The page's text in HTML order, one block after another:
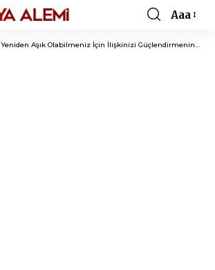
Font
Resizer
Aaa
Yeniden Aşık Olabilmeniz İçin İlişkinizi Güçlendirmenin 11 Yolu!